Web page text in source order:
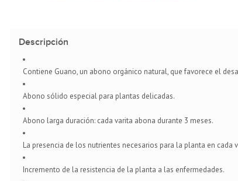
Descripción
Contiene Guano, un abono orgánico natural, que favorece el
Abono sólido especial para plantas delicadas.
Abono larga duración: cada varita abona durante 3 meses.
La presencia de los nutrientes necesarios para la planta en cada
Incremento de la resistencia de la planta a las enfermedades.